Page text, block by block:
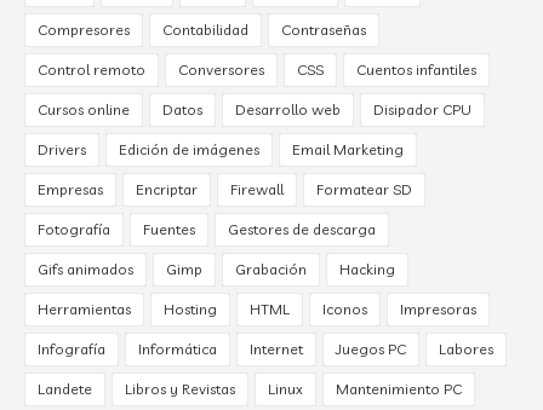
Compresores Contabilidad Contraseñas
Control remoto Conversores CSS Cuentos infantiles
Cursos online Datos Desarrollo web Disipador CPU
Drivers Edición de imágenes Email Marketing
Empresas Encriptar Firewall Formatear SD
Fotografía Fuentes Gestores de descarga
Gifs animados Gimp Grabación Hacking
Herramientas Hosting HTML Iconos Impresoras
Infografía Informática Internet Juegos PC Labores
Landete Libros y Revistas Linux Mantenimiento PC